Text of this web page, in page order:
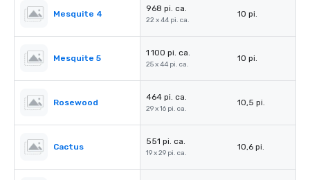
Mesquite 4
968 pi. ca.
22 x 44 pi. ca.
10 pi.
Mesquite 5
1 100 pi. ca.
25 x 44 pi. ca.
10 pi.
Rosewood
464 pi. ca.
29 x 16 pi. ca.
10,5 pi.
Cactus
551 pi. ca.
19 x 29 pi. ca.
10,6 pi.